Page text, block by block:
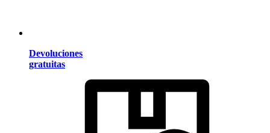
Devoluciones
gratuitas